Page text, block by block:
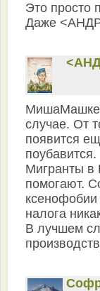
Это просто
Даже
случае. От
появится
поубавится.
Мигранты в
помогают.
налога
В лучшем